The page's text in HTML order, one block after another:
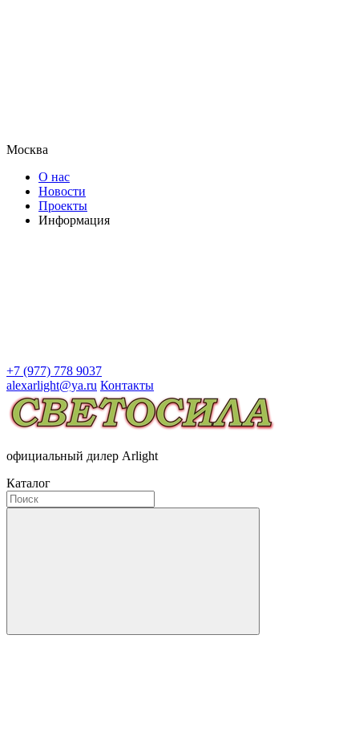
Москва
О нас
Новости
Проекты
Информация
+7 (977) 778 9037
alexarlight@ya.ru Контакты
официальный дилер Arlight
Каталог